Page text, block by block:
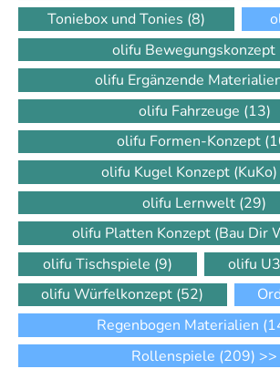
Toniebox und Tonies (8)
olifu Bewegungskonzept
olifu Ergänzende
olifu Fahrzeuge (13)
olifu Formen-Konzept
olifu Kugel Konzept (KuKo)
olifu Lernwelt (29)
olifu Platten Konzept (Bau Dir
olifu Tischspiele (9) olifu
olifu Würfelkonzept (52)
Regenbogen Materialien
Rollenspiele (209) >>